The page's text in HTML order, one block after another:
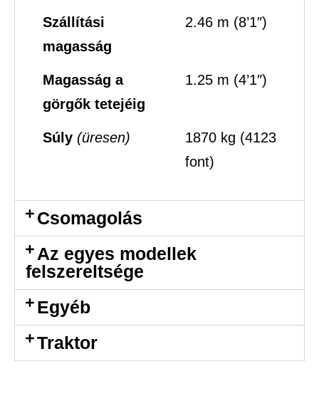
Szállítási
magasság
2.46 m (8’1″)
Magasság a
görgők tetejéig
1.25 m (4’1″)
Súly (üresen)
1870 kg (4123
font)
Csomagolás
Az egyes modellek
felszereltsége
Egyéb
Traktor